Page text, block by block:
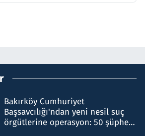
Bakırköy Cumhuriyet
Başsavcılığı'ndan yeni nesil suç
örgütlerine operasyon: 50 şüpheli